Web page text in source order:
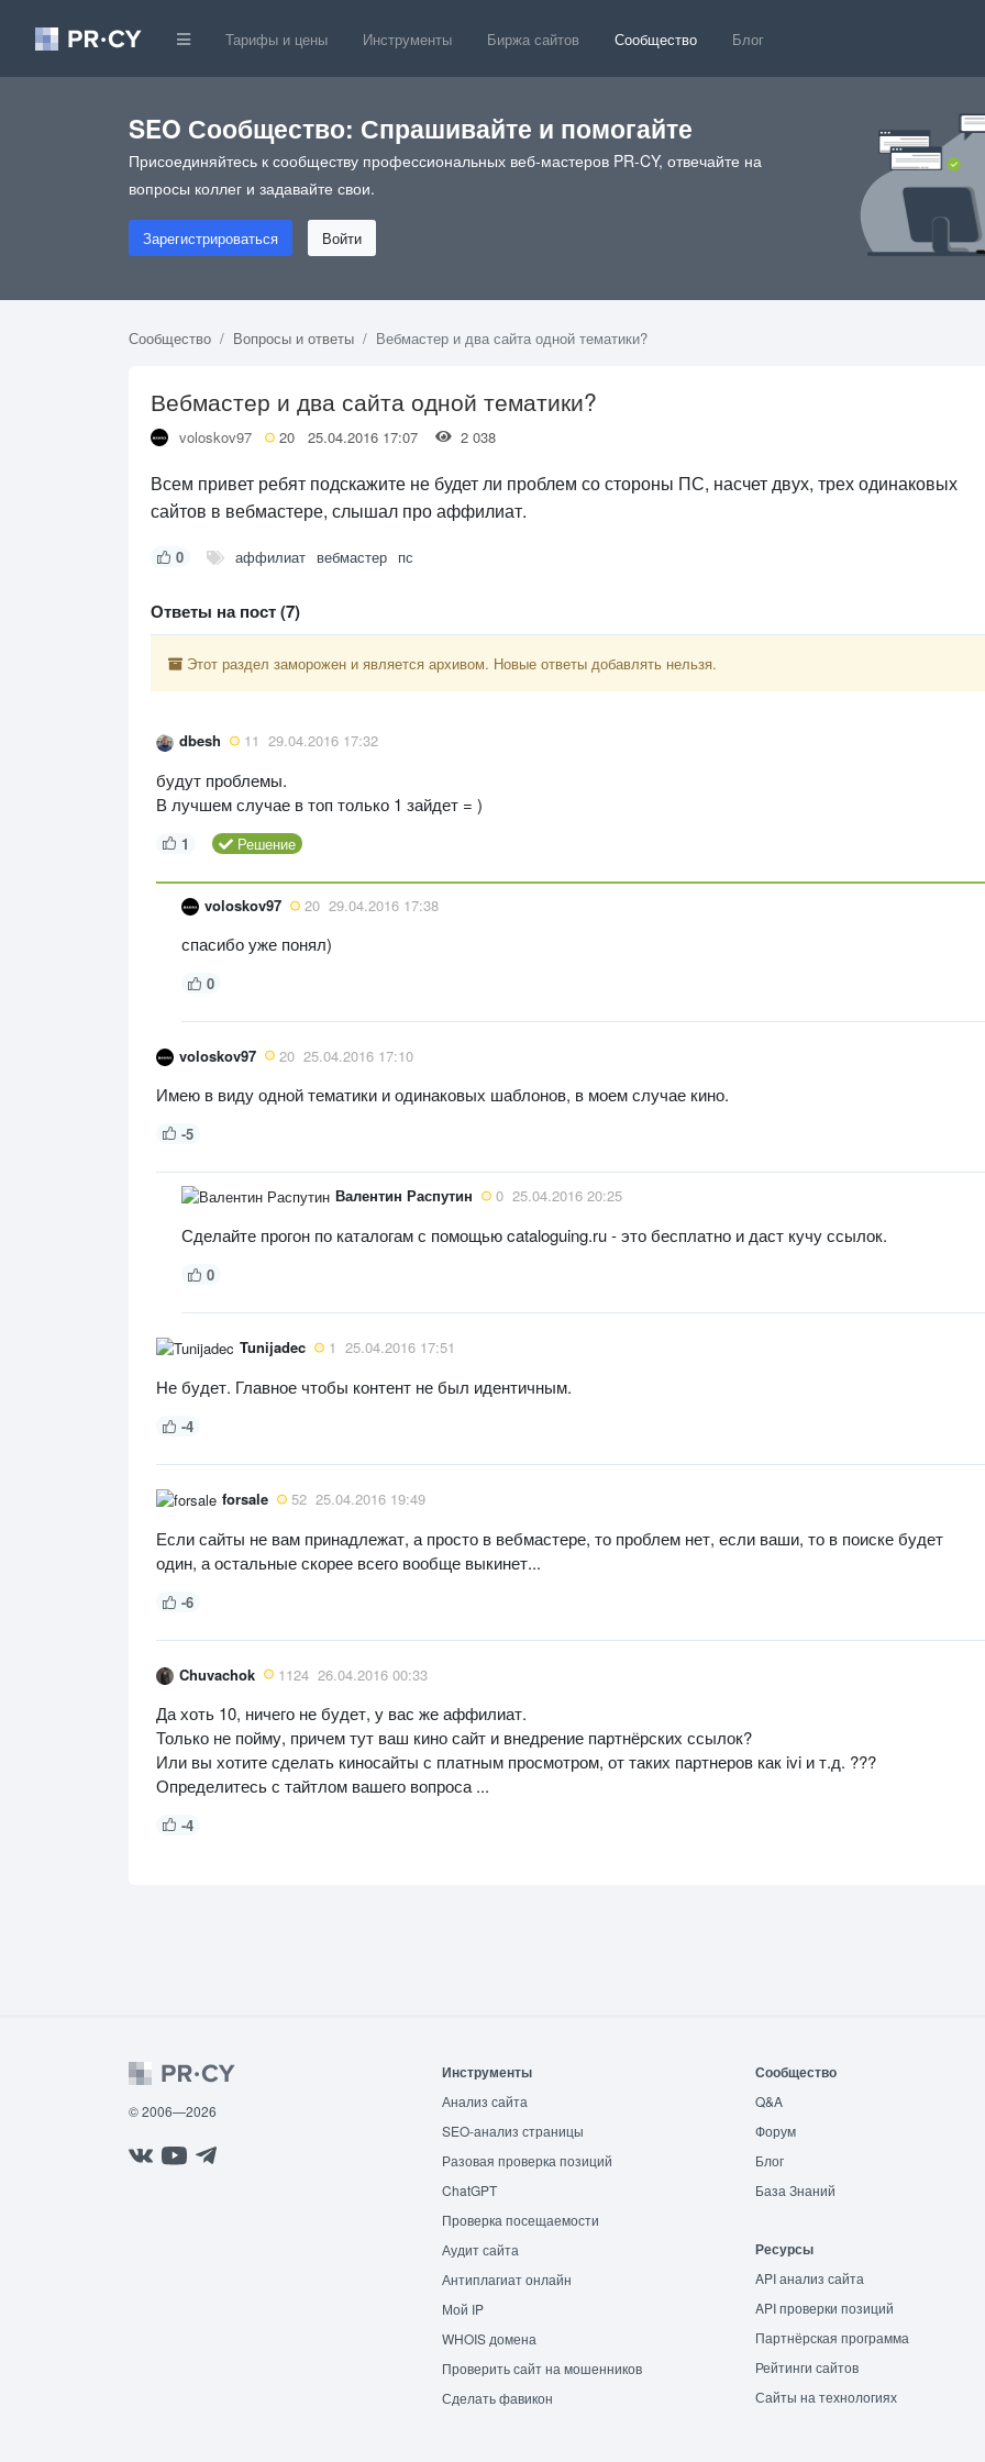
Тарифы и цены Инструменты Биржа сайтов Сообщество Блог
SEO Сообщество: Спрашивайте и помогайте
Присоединяйтесь к сообществу профессиональных веб-мастеров PR-CY, отвечайте на
вопросы коллег и задавайте свои.
Зарегистрироваться Войти
Сообщество Вопросы и ответы Вебмастер и два сайта одной тематики?
Вебмастер и два сайта одной тематики?
voloskov97 20 25.04.2016 17:07 2 038
Всем привет ребят подскажите не будет ли проблем со стороны ПС, насчет двух, трех одинаковых
сайтов в вебмастере, слышал про аффилиат.
0 аффилиат вебмастер пс
Ответы на пост (7)
Этот раздел заморожен и является архивом. Новые ответы добавлять нельзя.
dbesh 11 29.04.2016 17:32
будут проблемы.
В лучшем случае в топ только 1 зайдет = )
1 Решение
voloskov97 20 29.04.2016 17:38
спасибо уже понял)
0
voloskov97 20 25.04.2016 17:10
Имею в виду одной тематики и одинаковых шаблонов, в моем случае кино.
-5
Валентин Распутин 0 25.04.2016 20:25
Сделайте прогон по каталогам с помощью cataloguing.ru - это бесплатно и даст кучу ссылок.
0
Tunijadec 1 25.04.2016 17:51
Не будет. Главное чтобы контент не был идентичным.
-4
forsale 52 25.04.2016 19:49
Если сайты не вам принадлежат, а просто в вебмастере, то проблем нет, если ваши, то в поиске будет
один, а остальные скорее всего вообще выкинет...
-6
Chuvachok 1124 26.04.2016 00:33
Да хоть 10, ничего не будет, у вас же аффилиат.
Только не пойму, причем тут ваш кино сайт и внедрение партнёрских ссылок?
Или вы хотите сделать киносайты с платным просмотром, от таких партнеров как ivi и т.д. ???
Определитесь с тайтлом вашего вопроса ...
-4
© 2006—2026
Инструменты
Анализ сайта
SEO-анализ страницы
Разовая проверка позиций
ChatGPT
Проверка посещаемости
Аудит сайта
Антиплагиат онлайн
Мой IP
WHOIS домена
Проверить сайт на мошенников
Сделать фавикон
Сообщество
Q&A
Форум
Блог
База Знаний
Ресурсы
API анализ сайта
API проверки позиций
Партнёрская программа
Рейтинги сайтов
Сайты на технологиях